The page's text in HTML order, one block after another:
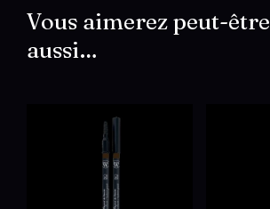
Vous aimerez peut-être
aussi…